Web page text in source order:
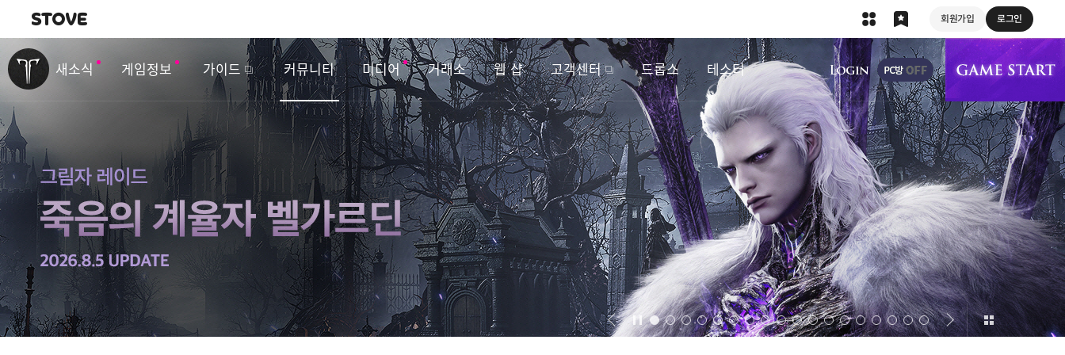
회원가입 로그인
내비게이션
새소식 게임정보 가이드 커뮤니티 미디어 거래소 웹 샵 고객센터 드롭스 테스터
상단 메뉴
벤
트
&
업
데
이
트